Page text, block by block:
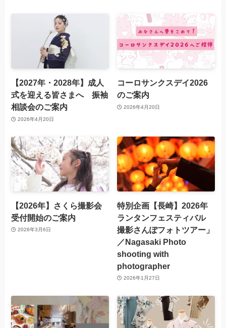
【2027年・2028年】成人
式を迎える皆さまへ 振袖
相談会のご案内
2026年4月20日
コーロサンクスデイ2026
のご案内
2026年4月20日
【2026年】さくら撮影会
受付開始のご案内
2026年3月6日
特別企画【長崎】2026年
ランタンフェスティバル
撮影さんぽフォトツアー」
／Nagasaki Photo
shooting with
photographer
2026年1月27日